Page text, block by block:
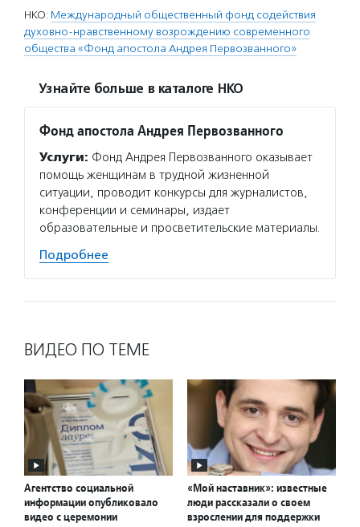
НКО: Международный общественный фонд содействия
духовно-нравственному возрождению современного
общества «Фонд апостола Андрея Первозванного»
Узнайте больше в каталоге НКО
Фонд апостола Андрея Первозванного
Услуги: Фонд Андрея Первозванного оказывает
помощь женщинам в трудной жизненной
ситуации, проводит конкурсы для журналистов,
конференции и семинары, издает
образовательные и просветительские материалы.
Подробнее
ВИДЕО ПО ТЕМЕ
Агентство социальной
информации опубликовало
видео с церемонии
«Мой наставник»: известные
люди рассказали о своем
взрослении для поддержки